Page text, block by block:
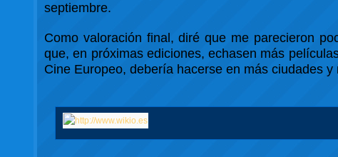
septiembre.
Como valoración final, diré que me parecieron
que, en próximas ediciones, echasen más
Cine Europeo, debería hacerse en más ciudades